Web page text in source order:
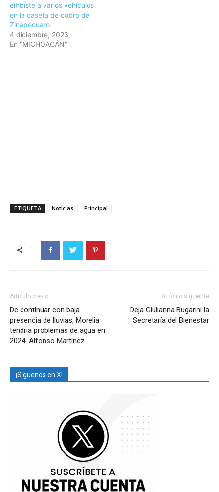
embiste a varios vehículos
en la caseta de cobro de
Zinapécuaro
4 diciembre, 2023
En "MICHOACÁN"
ETIQUETA Noticias Principal
Artículo previo
De continuar con baja
presencia de lluvias, Morelia
tendría problemas de agua en
2024: Alfonso Martínez
Artículo siguiente
Deja Giulianna Bugarini la
Secretaría del Bienestar
¡Síguenos en X!